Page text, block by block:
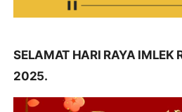
SELAMAT HARI RAYA IMLEK
2025.